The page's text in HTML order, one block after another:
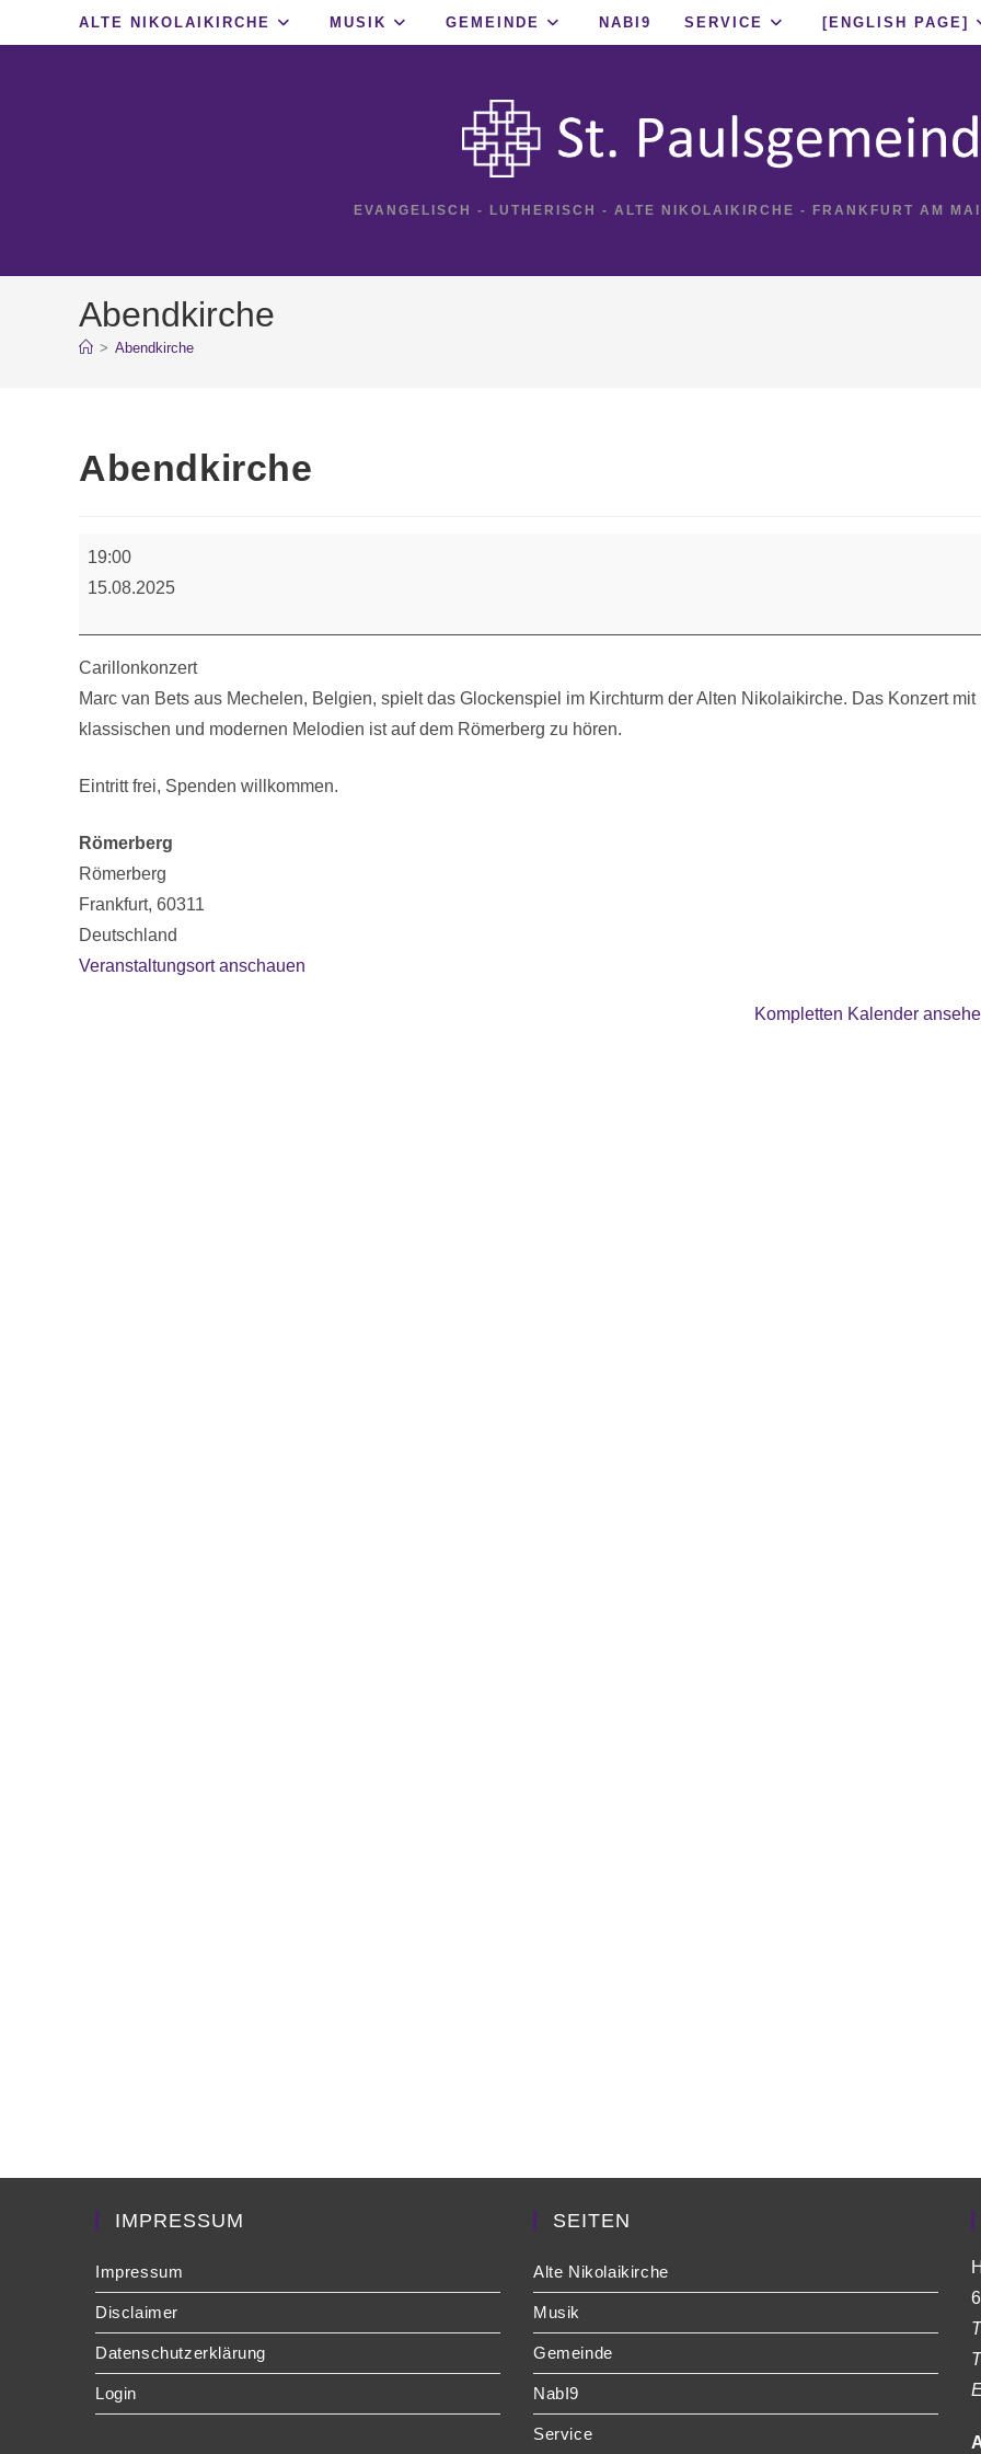
ALTE NIKOLAIKIRCHE MUSIK GEMEINDE NABI9 SERVICE [ENGLISH PAGE]
EVANGELISCH - LUTHERISCH - ALTE NIKOLAIKIRCHE - FRANKFURT AM
Abendkirche
> Abendkirche
Abendkirche
Abendkirche
19:00
15.08.2025
Carillonkonzert
Marc van Bets aus Mechelen, Belgien, spielt das Glockenspiel im Kirchturm der Alten Nikolaikirche. Das Konzert mit
klassischen und modernen Melodien ist auf dem Römerberg zu hören.
Eintritt frei, Spenden willkommen.
Römerberg
Römerberg
Frankfurt, 60311
Deutschland
Veranstaltungsort anschauen
Kompletten Kalender
IMPRESSUM
Impressum
Disclaimer
Datenschutzerklärung
Login
SEITEN
Alte Nikolaikirche
Musik
Gemeinde
NabI9
Service